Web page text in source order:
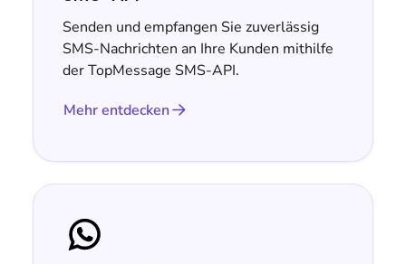
Senden und empfangen Sie zuverlässig
SMS-Nachrichten an Ihre Kunden mithilfe
der TopMessage SMS-API.
Mehr entdecken